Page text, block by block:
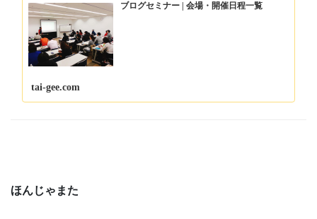
ブログセミナー | 会場・開催日程一覧
tai-gee.com
ほんじゃまた